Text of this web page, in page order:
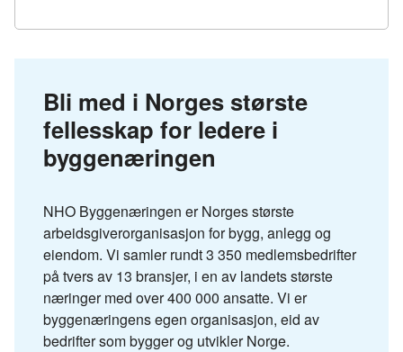
Bli med i Norges største
fellesskap for ledere i
byggenæringen
NHO Byggenæringen er Norges største
arbeidsgiverorganisasjon for bygg, anlegg og
eiendom. Vi samler rundt 3 350 medlemsbedrifter
på tvers av 13 bransjer, i en av landets største
næringer med over 400 000 ansatte. Vi er
byggenæringens egen organisasjon, eid av
bedrifter som bygger og utvikler Norge.